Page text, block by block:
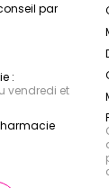
par
:
vendredi et